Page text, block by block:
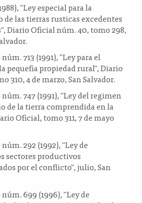
"Ley especial para la
las tierras rusticas excedentes
Diario Oficial núm. 40, tomo 298,
713 (1991), "Ley para el
pequefia propiedad rural", Diario
310, 4 de marzo, San Salvador.
747 (1991), "Ley del regimen
de la tierra comprendida en la
Oficial, tomo 311, 7 de mayo
292 (1992), "Ley de
sectores productivos
por el conflicto", julio, San
699 (1996), "Ley de